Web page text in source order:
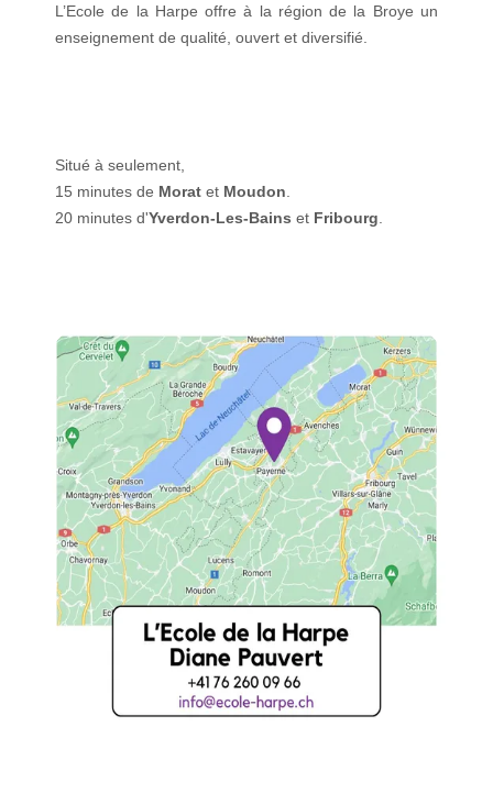
L’Ecole de la Harpe offre à la région de la Broye un
enseignement de qualité, ouvert et diversifié.
Situé à seulement,
15 minutes de Morat et Moudon
20 minutes d'Yverdon-Les-Bains et Fribourg